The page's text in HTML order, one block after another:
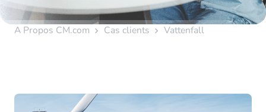
A Propos CM.com Cas clients Vattenfall